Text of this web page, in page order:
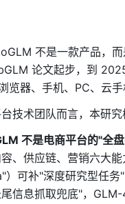
不是一款产品，
论文起步，到
览器、手机、PC、云手
技术团队而言，本研究
不是电商平台的"全
、供应链、营销六大能
）可补"深度研究型任
信息抓取兜底"，